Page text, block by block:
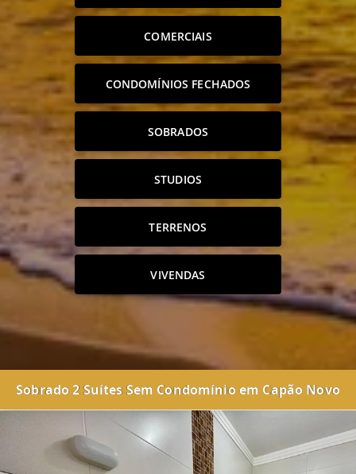
COMERCIAIS
CONDOMÍNIOS FECHADOS
SOBRADOS
STUDIOS
TERRENOS
VIVENDAS
Sobrado 2 Suítes Sem Condomínio em Capão Novo